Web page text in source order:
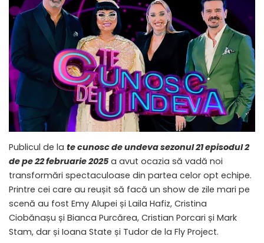
Publicul de la te cunosc de undeva sezonul 21 episodul 2
de pe 22 februarie 2025 a avut ocazia să vadă noi
transformări spectaculoase din partea celor opt echipe.
Printre cei care au reușit să facă un show de zile mari pe
scenă au fost Emy Alupei și Laila Hafiz, Cristina
Ciobănașu și Bianca Purcărea, Cristian Porcari și Mark
Stam, dar și Ioana State și Tudor de la Fly Project.